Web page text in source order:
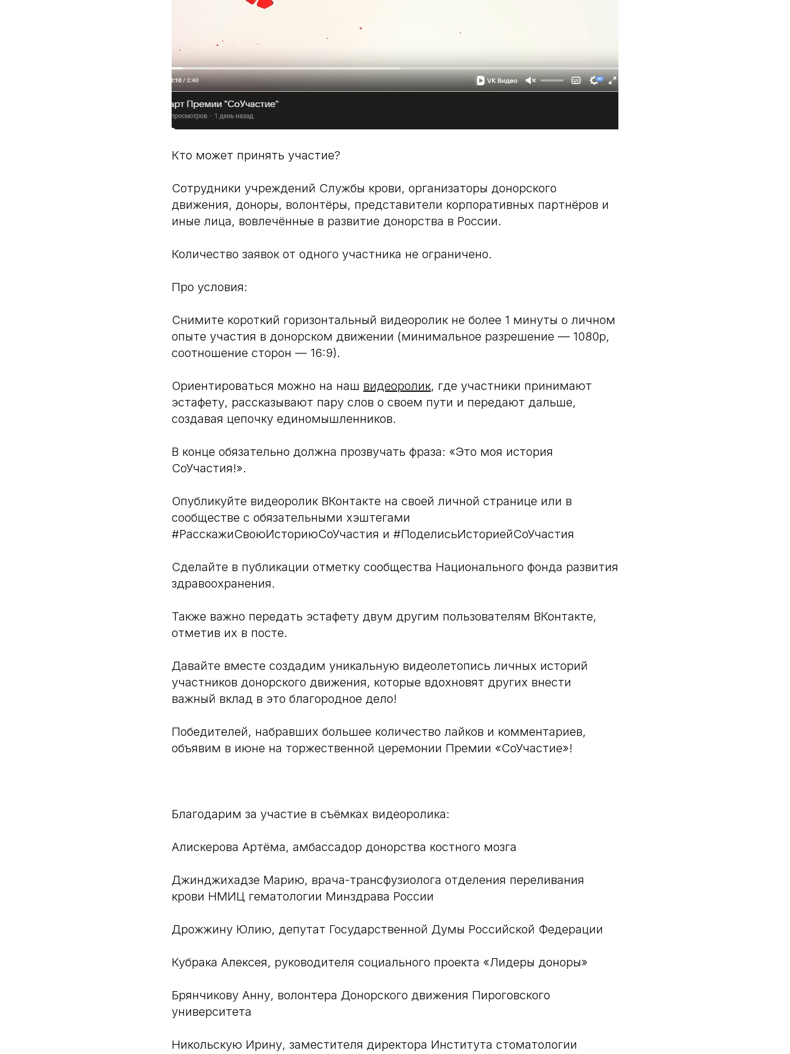
Кто может принять участие?
Сотрудники учреждений Службы крови, организаторы донорского
движения, доноры, волонтёры, представители корпоративных партнёров и
иные лица, вовлечённые в развитие донорства в России.
Количество заявок от одного участника не ограничено.
Про условия:
Снимите короткий горизонтальный видеоролик не более 1 минуты о личном
опыте участия в донорском движении (минимальное разрешение — 1080p,
соотношение сторон — 16:9).
Ориентироваться можно на наш видеоролик, где участники принимают
эстафету, рассказывают пару слов о своем пути и передают дальше,
создавая цепочку единомышленников.
В конце обязательно должна прозвучать фраза: «Это моя история
СоУчастия!».
Опубликуйте видеоролик ВКонтакте на своей личной странице или в
сообществе с обязательными хэштегами
#РасскажиСвоюИсториюСоУчастия и #ПоделисьИсториейСоУчастия
Сделайте в публикации отметку сообщества Национального фонда развития
здравоохранения.
Также важно передать эстафету двум другим пользователям ВКонтакте,
отметив их в посте.
Давайте вместе создадим уникальную видеолетопись личных историй
участников донорского движения, которые вдохновят других внести
важный вклад в это благородное дело!
Победителей, набравших большее количество лайков и комментариев,
объявим в июне на торжественной церемонии Премии «СоУчастие»!
Благодарим за участие в съёмках видеоролика:
Алискерова Артёма, амбассадор донорства костного мозга
Джинджихадзе Марию, врача-трансфузиолога отделения переливания
крови НМИЦ гематологии Минздрава России
Дрожжину Юлию, депутат Государственной Думы Российской Федерации
Кубрака Алексея, руководителя социального проекта «Лидеры доноры»
Брянчикову Анну, волонтера Донорского движения Пироговского
университета
Никольскую Ирину, заместителя директора Института стоматологии